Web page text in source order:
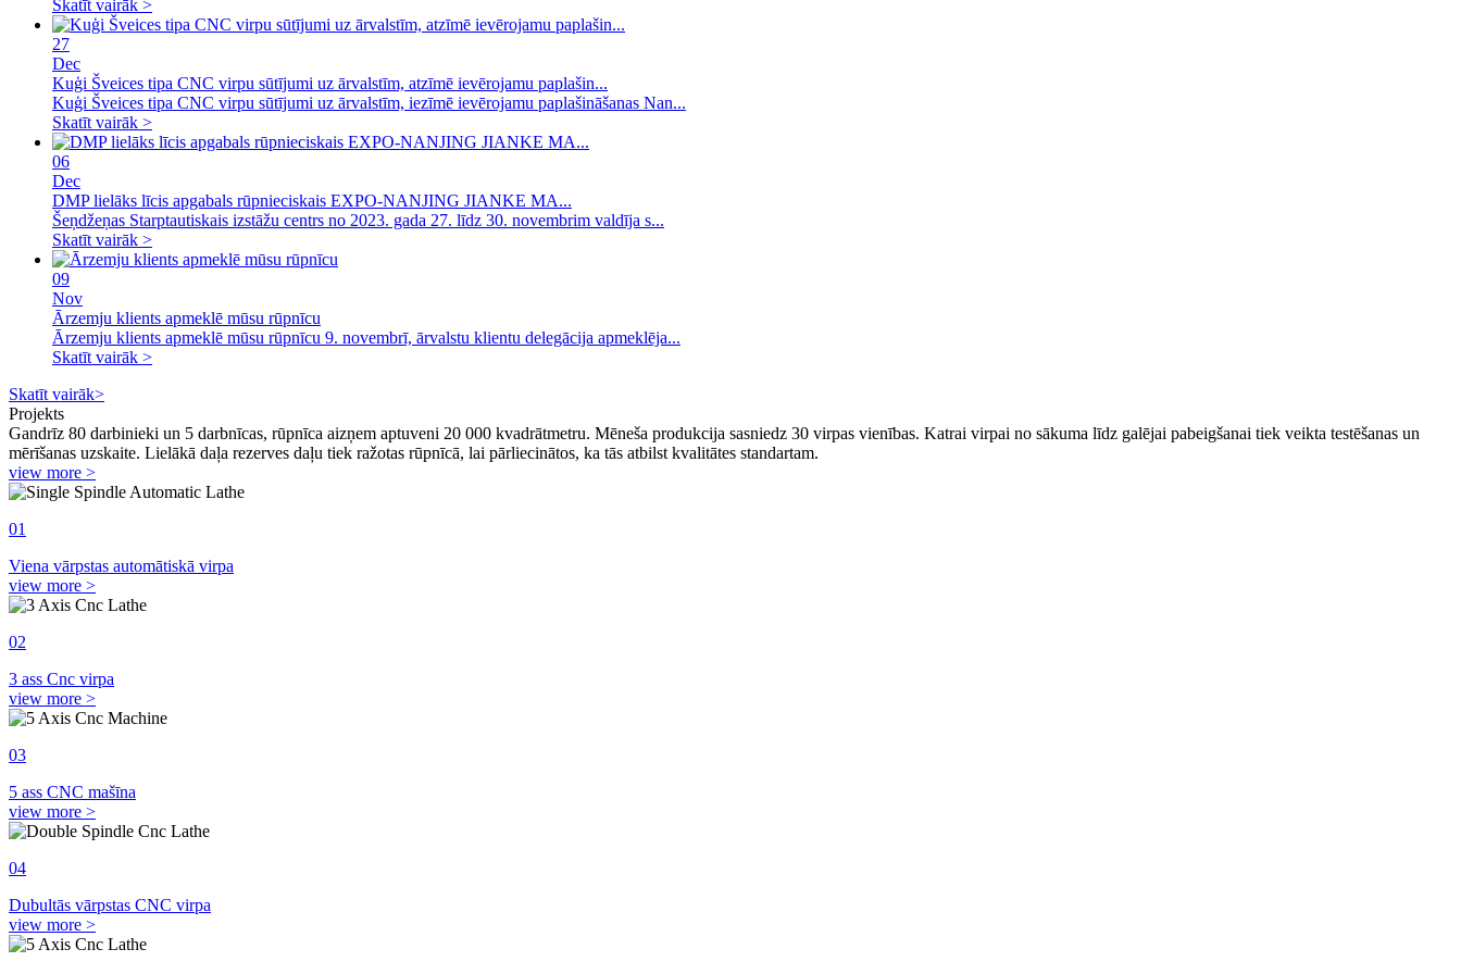
Skatīt vairāk >
27
Dec
Kuģi Šveices tipa CNC virpu sūtījumi uz ārvalstīm, atzīmē ievērojamu paplašin...
Kuģi Šveices tipa CNC virpu sūtījumi uz ārvalstīm, iezīmē ievērojamu paplašināšanas Nan...
Skatīt vairāk >
06
Dec
DMP lielāks līcis apgabals rūpnieciskais EXPO-NANJING JIANKE MA...
Šeņdžeņas Starptautiskais izstāžu centrs no 2023. gada 27. līdz 30. novembrim valdīja s...
Skatīt vairāk >
09
Nov
Ārzemju klients apmeklē mūsu rūpnīcu
Ārzemju klients apmeklē mūsu rūpnīcu 9. novembrī, ārvalstu klientu delegācija apmeklēja...
Skatīt vairāk >
Skatīt vairāk>
Projekts
Gandrīz 80 darbinieki un 5 darbnīcas, rūpnīca aizņem aptuveni 20 000 kvadrātmetru. Mēneša produkcija sasniedz 30 virpas vienības. Katrai virpai no sākuma līdz galējai pabeigšanai tiek veikta testēšanas un
mērīšanas uzskaite. Lielākā daļa rezerves daļu tiek ražotas rūpnīcā, lai pārliecinātos, ka tās atbilst kvalitātes standartam.
view more >
01
Viena vārpstas automātiskā virpa
view more >
02
3 ass Cnc virpa
view more >
03
5 ass CNC mašīna
view more >
04
Dubultās vārpstas CNC virpa
view more >